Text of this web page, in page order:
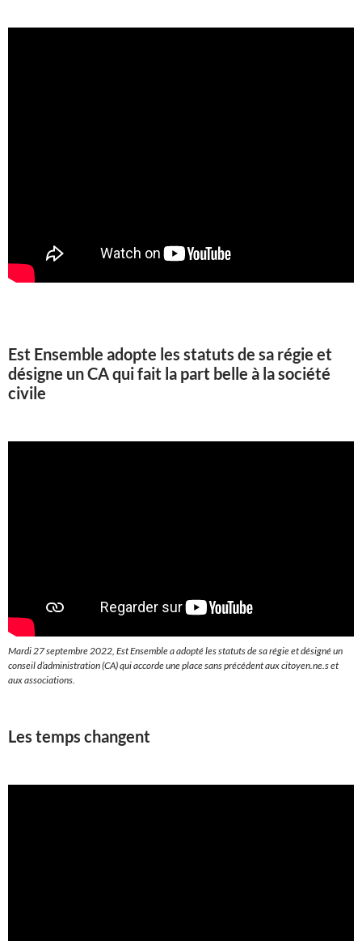
Est Ensemble adopte les statuts de sa régie et
désigne un CA qui fait la part belle à la société
civile
Mardi 27 septembre 2022, Est Ensemble a adopté les statuts de sa régie et désigné un
conseil d’administration (CA) qui accorde une place sans précédent aux citoyen.ne.s et
aux associations.
Les temps changent